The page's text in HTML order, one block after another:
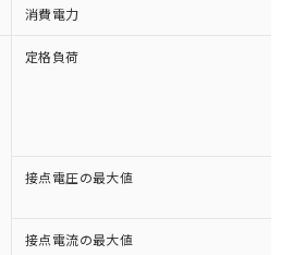
消費電力
定格負荷
接点電圧の最大値
接点電流の最大値